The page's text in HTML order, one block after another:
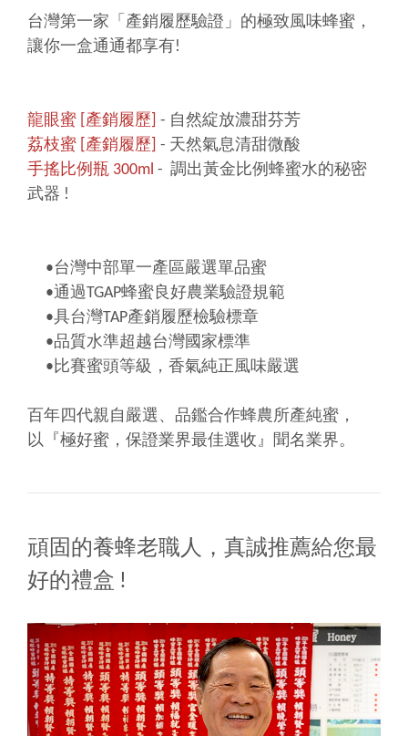
台灣第一家「產銷履歷驗證」的極致風味蜂蜜，
讓你一盒通通都享有!
龍眼蜜 [產銷履歷] - 自然綻放濃甜芬芳
荔枝蜜 [產銷履歷] - 天然氣息清甜微酸
手搖比例瓶 300ml - 調出黃金比例蜂蜜水的秘密
武器 !
•台灣中部單一產區嚴選單品蜜
•通過TGAP蜂蜜良好農業驗證規範
•具台灣TAP產銷履歷檢驗標章
•品質水準超越台灣國家標準
•比賽蜜頭等級，香氣純正風味嚴選
百年四代親自嚴選、品鑑合作蜂農所產純蜜，
以『極好蜜，保證業界最佳選收』聞名業界。
頑固的養蜂老職人，真誠推薦給您最
好的禮盒 !